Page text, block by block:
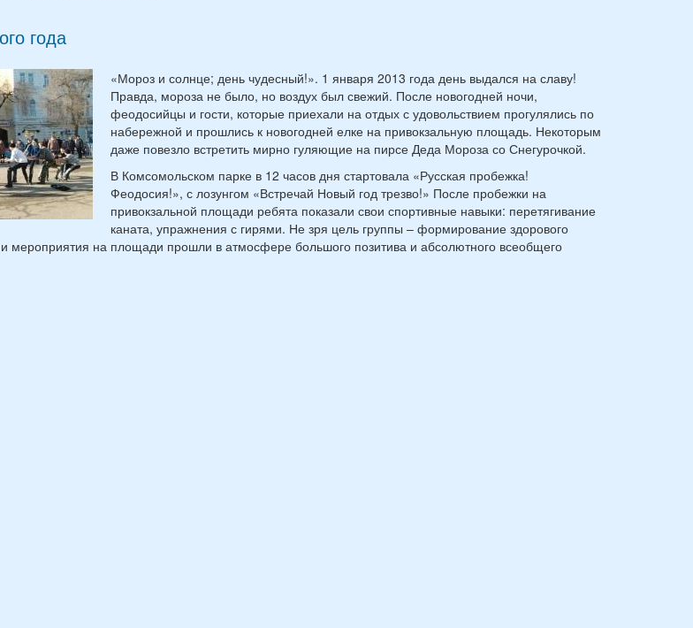
года
«Мороз и солнце; день чудесный!». 1 января 2013 года день выдался на славу!
Правда, мороза не было, но воздух был свежий. После новогодней ночи,
феодосийцы и гости, которые приехали на отдых с удовольствием прогулялись по
набережной и прошлись к новогодней елке на привокзальную площадь. Некоторым
даже повезло встретить мирно гуляющие на пирсе Деда Мороза со Снегурочкой.
В Комсомольском парке в 12 часов дня стартовала «Русская пробежка!
Феодосия!», с лозунгом «Встречай Новый год трезво!» После пробежки на
привокзальной площади ребята показали свои спортивные навыки: перетягивание
каната, упражнения с гирями. Не зря цель группы – формирование здорового
мероприятия на площади прошли в атмосфере большого позитива и абсолютного всеобщего